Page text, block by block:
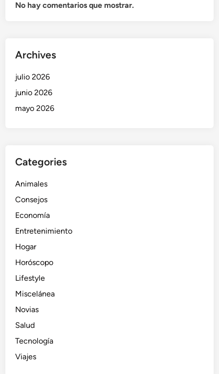
No hay comentarios que mostrar.
Archives
julio 2026
junio 2026
mayo 2026
Categories
Animales
Consejos
Economía
Entretenimiento
Hogar
Horóscopo
Lifestyle
Miscelánea
Novias
Salud
Tecnología
Viajes